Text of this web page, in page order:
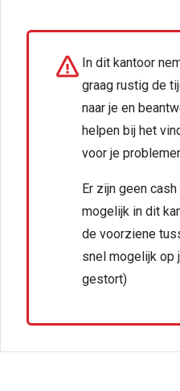
In dit kantoor
graag rustig de
naar je en
helpen bij het
voor je
Er zijn geen
mogelijk in dit
de voorziene
snel mogelijk op
gestort)